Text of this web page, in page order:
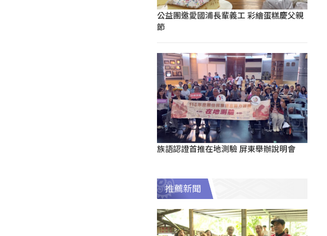
公益團邀愛國浦長輩義工 彩繪蛋糕慶父親
節
族語認證首推在地測驗 屏東舉辦說明會
推薦新聞